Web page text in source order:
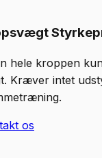
hele kroppen
Kræver intet
os